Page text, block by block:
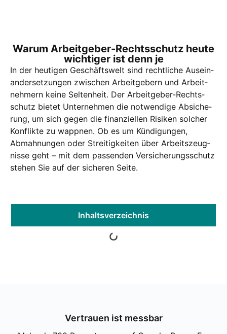
War­um Arbeit­ge­ber-Rechts­schutz heu­te
wich­ti­ger ist denn je
In der heu­ti­gen Geschäfts­welt sind recht­li­che Aus­ein­
an­der­set­zun­gen zwi­schen Arbeit­ge­bern und Arbeit­
neh­mern kei­ne Sel­ten­heit. Der Arbeit­ge­ber-Rechts­
schutz bie­tet Unter­neh­men die not­wen­di­ge Absi­che­
rung, um sich gegen die finan­zi­el­len Risi­ken sol­cher
Kon­flik­te zu wapp­nen. Ob es um Kün­di­gun­gen,
Abmah­nun­gen oder Strei­tig­kei­ten über Arbeits­zeug­
nis­se geht – mit dem pas­sen­den Ver­si­che­rungs­schutz
ste­hen Sie auf der siche­ren Sei­te.
Inhalts­ver­zeich­nis
Ver­trau­en ist mess­bar